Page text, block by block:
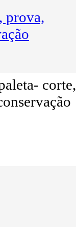
prova,
corte,